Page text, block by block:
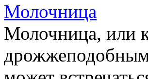
Молочница
Молочница, или